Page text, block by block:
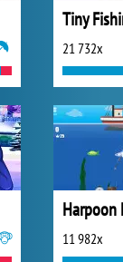
Tiny
21 732x
Harpoon
11 982x